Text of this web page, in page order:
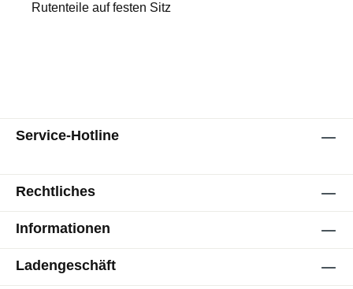
Rutenteile auf festen Sitz
Service-Hotline
Rechtliches
Informationen
Ladengeschäft